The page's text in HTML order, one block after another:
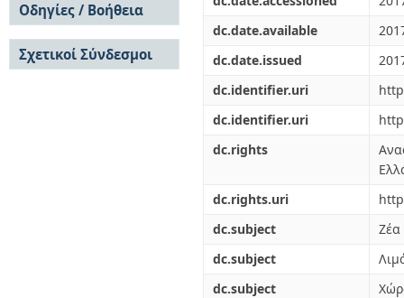
dc.date.available
dc.date.issued
dc.identifier.uri
dc.identifier.uri
dc.rights
dc.rights.uri
dc.subject
Ζέα
dc.subject
dc.subject
Έκδοσης
Συγγραφείς
Τίτλοι
Θέματα
Εγγραφή
Οδηγίες / Βοήθεια
Οδηγίες Υποβολής
Οδηγίες Χρήσης ΙΑ
Συχνές Ερωτήσεις
Σχετικοί Σύνδεσμοι